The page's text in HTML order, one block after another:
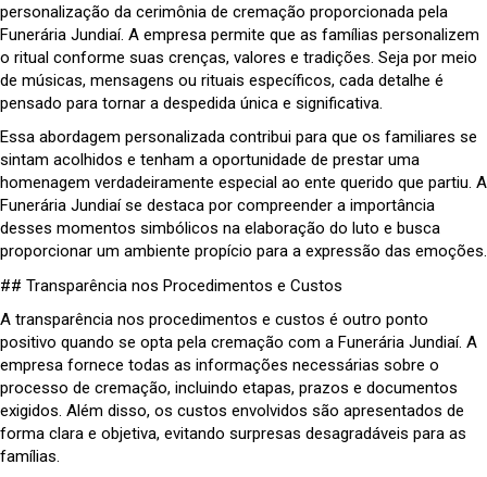
personalização da cerimônia de cremação proporcionada pela
Funerária Jundiaí. A empresa permite que as famílias personalizem
o ritual conforme suas crenças, valores e tradições. Seja por meio
de músicas, mensagens ou rituais específicos, cada detalhe é
pensado para tornar a despedida única e significativa.
Essa abordagem personalizada contribui para que os familiares se
sintam acolhidos e tenham a oportunidade de prestar uma
homenagem verdadeiramente especial ao ente querido que partiu. A
Funerária Jundiaí se destaca por compreender a importância
desses momentos simbólicos na elaboração do luto e busca
proporcionar um ambiente propício para a expressão das emoções.
## Transparência nos Procedimentos e Custos
A transparência nos procedimentos e custos é outro ponto
positivo quando se opta pela cremação com a Funerária Jundiaí. A
empresa fornece todas as informações necessárias sobre o
processo de cremação, incluindo etapas, prazos e documentos
exigidos. Além disso, os custos envolvidos são apresentados de
forma clara e objetiva, evitando surpresas desagradáveis para as
famílias.